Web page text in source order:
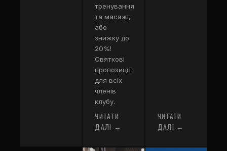
тренування
та масажі,
або
знижку до
20%!
Святкові
пропозиції
для всіх
членів
клубу.
ЧИТАТИ
ДАЛІ →
ЧИТАТИ
ДАЛІ →